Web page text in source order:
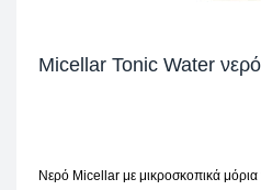
Micellar Tonic Water
Νερό Micellar με μικροσκοπικά μόρια